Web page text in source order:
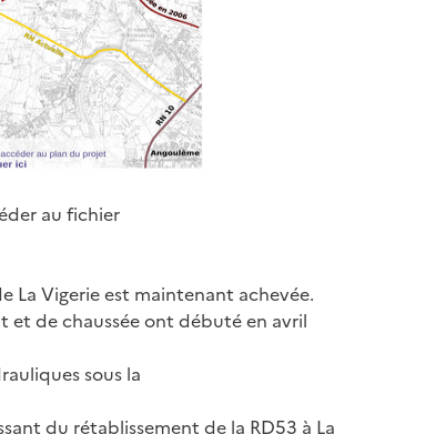
au fichier
La Vigerie est maintenant achevée.
et de chaussée ont débuté en avril
sous la
du rétablissement de la RD53 à La